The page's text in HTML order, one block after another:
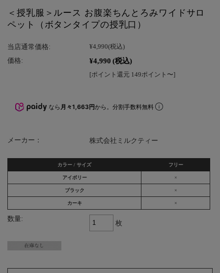
＜授乳服＞ルース お腹楽ちんとろみワイドサロ
ペット（ボタンタイプの授乳口）
当店通常価格: ¥4,990(税込)
価格: ¥4,990 (税込)
[ポイント還元 149ポイント〜]
なら 月々1,663円から。分割手数料無料
メーカー： 株式会社ミルクティー
カラー / サイズ フリー
アイボリー ×
ブラック ×
カーキ ×
数量:
枚